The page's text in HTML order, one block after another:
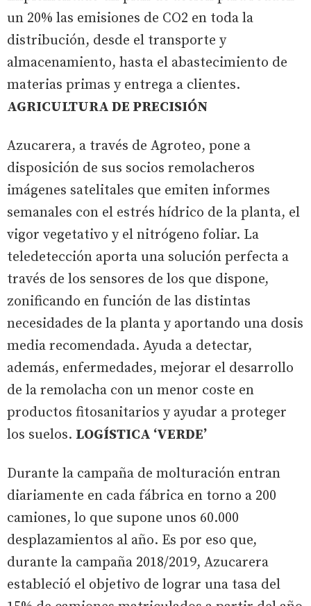
un 20% las emisiones de CO2 en toda la
distribución, desde el transporte y
almacenamiento, hasta el abastecimiento de
materias primas y entrega a clientes.
AGRICULTURA DE PRECISIÓN
Azucarera, a través de Agroteo, pone a
disposición de sus socios remolacheros
imágenes satelitales que emiten informes
semanales con el estrés hídrico de la planta, el
vigor vegetativo y el nitrógeno foliar. La
teledetección aporta una solución perfecta a
través de los sensores de los que dispone,
zonificando en función de las distintas
necesidades de la planta y aportando una dosis
media recomendada. Ayuda a detectar,
además, enfermedades, mejorar el desarrollo
de la remolacha con un menor coste en
productos fitosanitarios y ayudar a proteger
los suelos. LOGÍSTICA ‘VERDE’
Durante la campaña de molturación entran
diariamente en cada fábrica en torno a 200
camiones, lo que supone unos 60.000
desplazamientos al año. Es por eso que,
durante la campaña 2018/2019, Azucarera
estableció el objetivo de lograr una tasa del